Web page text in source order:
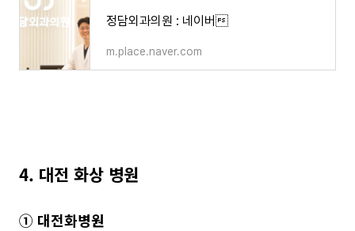
정담외과의원 : 네이버
m.place.naver.com
4. 대전 화상 병원
① 대전화병원